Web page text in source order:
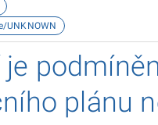
plánu